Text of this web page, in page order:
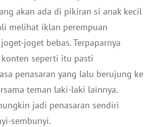
akan ada di pikiran si anak kecil
melihat iklan perempuan
joget bebas. Terpaparnya
konten seperti itu pasti
penasaran yang lalu berujung ke
teman laki-laki lainnya.
jadi penasaran sendiri
sembunyi.